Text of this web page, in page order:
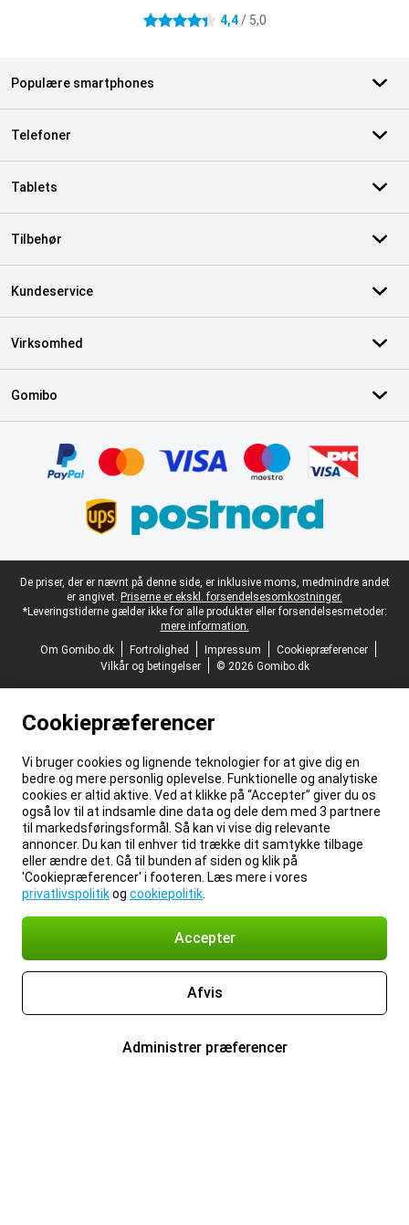
4.4 stjerner 4,4/ 5,0
Populære smartphones
Telefoner
Tablets
Tilbehør
Kundeservice
Virksomhed
Gomibo
Juridisk fodtekst
De priser, der er nævnt på denne side, er inklusive moms, medmindre andet
er angivet. Priserne er ekskl. forsendelsesomkostninger.
*Leveringstiderne gælder ikke for alle produkter eller forsendelsesmetoder:
mere information.
Om Gomibo.dk
Fortrolighed Impressum
Cookiepræferencer
Vilkår og betingelser
© 2026 Gomibo.dk
Cookiepræferencer
Vi bruger cookies og lignende teknologier for at give dig en
bedre og mere personlig oplevelse. Funktionelle og analytiske
cookies er altid aktive. Ved at klikke på “Accepter” giver du os
også lov til at indsamle dine data og dele dem med 3 partnere
til markedsføringsformål. Så kan vi vise dig relevante
annoncer. Du kan til enhver tid trække dit samtykke tilbage
eller ændre det. Gå til bunden af siden og klik på
'Cookiepræferencer' i footeren. Læs mere i vores
privatlivspolitikog cookiepolitik
Accepter
Afvis
Administrer præferencer